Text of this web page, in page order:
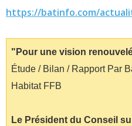
https://batinfo.com/
"Pour une vision
Étude / Bilan / Rapport Par
Habitat FFB
Le Président du Conseil